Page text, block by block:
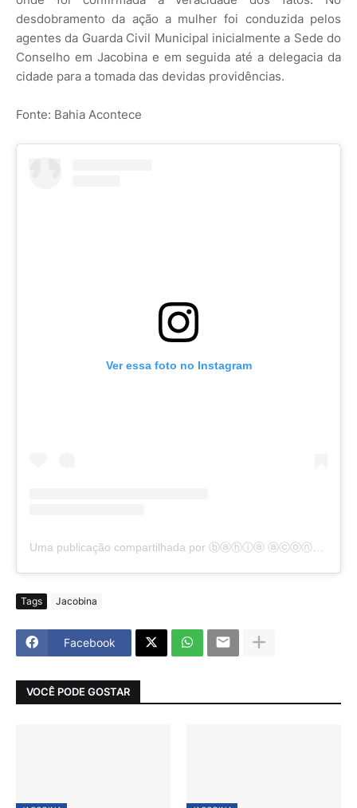
desdobramento da ação a mulher foi conduzida pelos
agentes da Guarda Civil Municipal inicialmente a Sede do
Conselho em Jacobina e em seguida até a delegacia da
cidade para a tomada das devidas providências.
Fonte: Bahia Acontece
Ver essa foto no Instagram
Tags Jacobina
Facebook
VOCÊ PODE GOSTAR